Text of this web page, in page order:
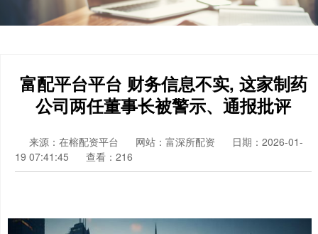
富配平台平台 财务信息不实, 这家制药
公司两任董事长被警示、通报批评
来源：在榕配资平台 网站：富深所配资
日期：2026-01-
19 07:41:45
查看：216